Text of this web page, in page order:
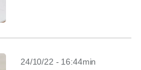
24/10/22 - 16:44min